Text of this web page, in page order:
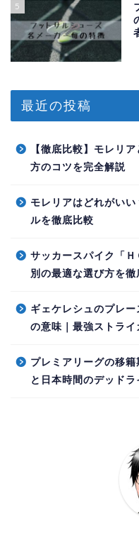
5
最近の投稿
【徹底比較】モレリ
方のコツを完全解説
モレリアはどれがい
ルを徹底比較
サッカースパイク「
別の最適な選び方を徹
ギェケレシュのプレ
の意味｜最強ストライ
プレミアリーグの移
と日本時間のデッド